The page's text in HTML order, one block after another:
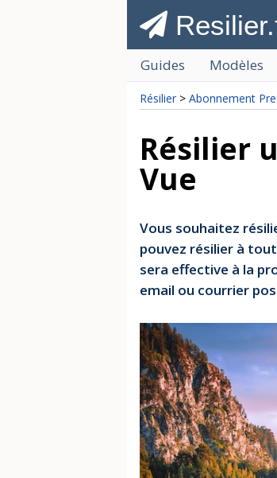
Guides Modèles
Résilier > Abonnement
Résilier
Vue
Vous souhaitez
pouvez résilier à
sera effective à la
email ou courrier